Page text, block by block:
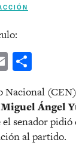
Email
Nacional
Miguel Ángel
el senador pidió
al partido.